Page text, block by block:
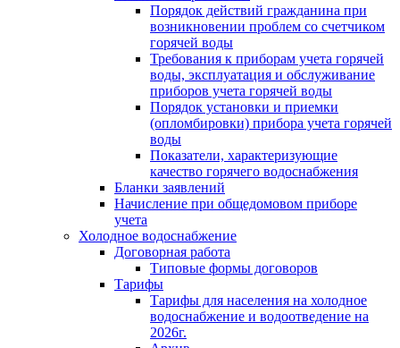
Порядок действий гражданина при
возникновении проблем со счетчиком
горячей воды
Требования к приборам учета горячей
воды, эксплуатация и обслуживание
приборов учета горячей воды
Порядок установки и приемки
(опломбировки) прибора учета горячей
воды
Показатели, характеризующие
качество горячего водоснабжения
Бланки заявлений
Начисление при общедомовом приборе
учета
Холодное водоснабжение
Договорная работа
Типовые формы договоров
Тарифы
Тарифы для населения на холодное
водоснабжение и водоотведение на
2026г.